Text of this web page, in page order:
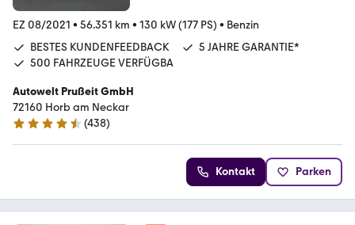
EZ 08/2021 • 56.351 km • 130 kW (177 PS) • Benzin
BESTES KUNDENFEEDBACK
5 JAHRE GARANTIE*
500 FAHRZEUGE VERFÜGBA
Autowelt Prußeit GmbH
72160 Horb am Neckar
4.4 Sterne
(438)
Kontakt Parken